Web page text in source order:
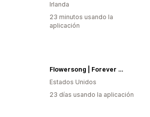
Irlanda
23 minutos usando la
aplicación
Flowersong | Forever Roses & Preserved Roses in Full Flower
Estados Unidos
23 días usando la aplicación